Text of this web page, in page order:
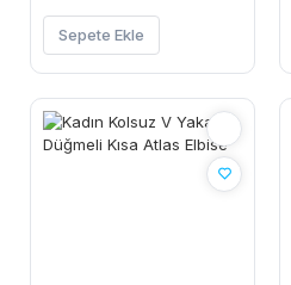
Sepete Ekle